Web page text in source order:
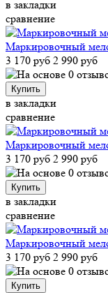
в закладки
сравнение
Маркировочный
3 170 руб 2 990 руб
Купить
в закладки
сравнение
Маркировочный
3 170 руб 2 990 руб
Купить
в закладки
сравнение
Маркировочный
3 170 руб 2 990 руб
Купить